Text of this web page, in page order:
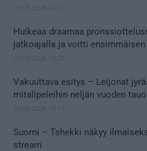
Huikeaa draamaa
jatkoajalla ja voitti
Vakuuttava esitys – Leijonat
mitalipeleihin neljän vuoden
Suomi – Tshekki näkyy
stream